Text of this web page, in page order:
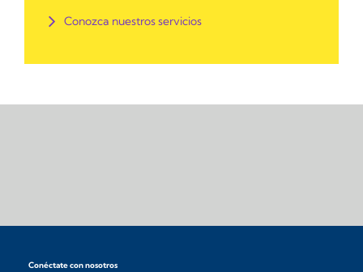
Conozca nuestros servicios
Conéctate con nosotros